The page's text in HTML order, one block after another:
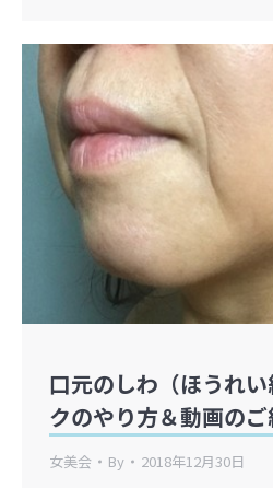
口元のしわ（ほうれ
クのやり方＆動画の
女美会 By 2018年12月30日